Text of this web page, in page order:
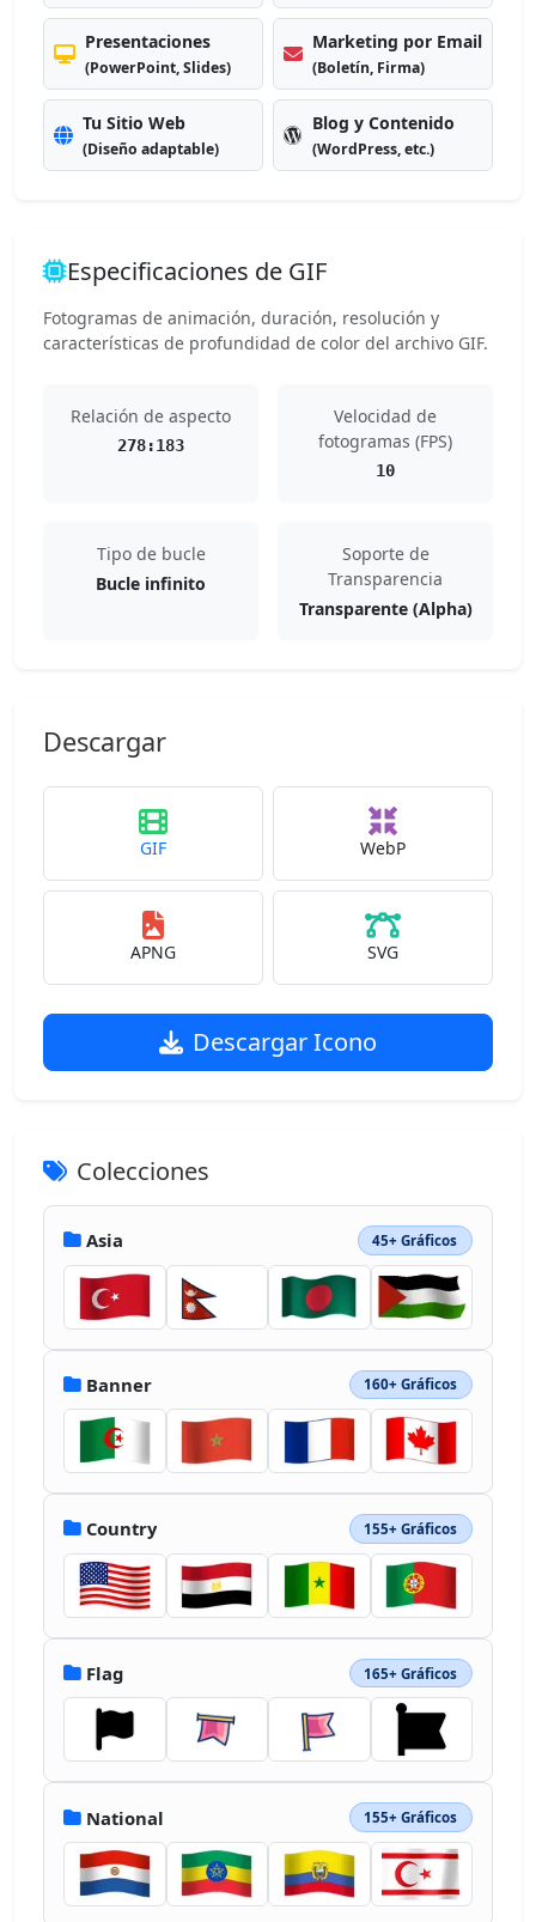
Presentaciones
(PowerPoint, Slides)
Marketing por Email
(Boletín, Firma)
Tu Sitio Web
(Diseño adaptable)
Blog y Contenido
(WordPress, etc.)
Especificaciones de GIF
Fotogramas de animación, duración, resolución y
características de profundidad de color del archivo GIF.
Relación de aspecto
278:183
Velocidad de
fotogramas (FPS)
10
Tipo de bucle
Bucle infinito
Soporte de
Transparencia
Transparente (Alpha)
Descargar
GIF WebP
APNG SVG
Descargar Icono
Colecciones
Asia 45+ Gráficos
Banner 160+ Gráficos
Country 155+ Gráficos
Flag 165+ Gráficos
National 155+ Gráficos